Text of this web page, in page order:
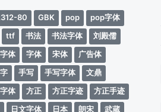
80 GBK pop
pop字体
ttf
书法 书法字体
刘殿儒
体
字体 宋体
广告体
手写 手写字体
文鼎
体
方正 方正字迹
方正手迹
日文字体 日本 朗宋 武蔵